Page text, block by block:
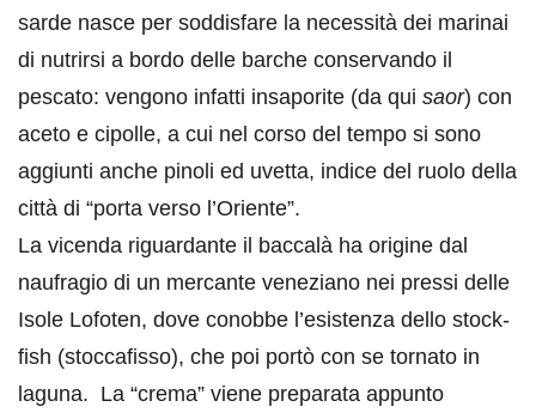
sarde nasce per soddisfare la necessità dei marinai
di nutrirsi a bordo delle barche conservando il
pescato: vengono infatti insaporite (da qui saor) con
aceto e cipolle, a cui nel corso del tempo si sono
aggiunti anche pinoli ed uvetta, indice del ruolo della
città di “porta verso l’Oriente”.
La vicenda riguardante il baccalà ha origine dal
naufragio di un mercante veneziano nei pressi delle
Isole Lofoten, dove conobbe l’esistenza dello stock-
fish (stoccafisso), che poi portò con se tornato in
laguna. La “crema” viene preparata appunto